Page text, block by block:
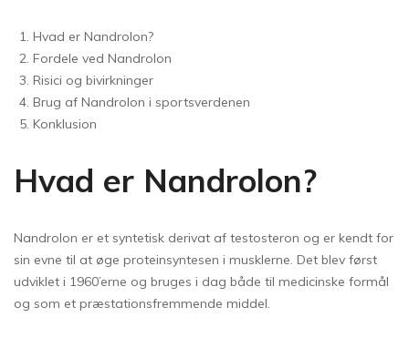
Hvad er Nandrolon?
Fordele ved Nandrolon
Risici og bivirkninger
Brug af Nandrolon i sportsverdenen
Konklusion
Hvad er Nandrolon?
Nandrolon er et syntetisk derivat af testosteron og er kendt for
sin evne til at øge proteinsyntesen i musklerne. Det blev først
udviklet i 1960’erne og bruges i dag både til medicinske formål
og som et præstationsfremmende middel.